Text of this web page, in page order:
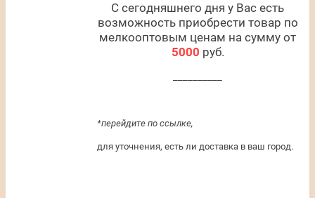
С сегодняшнего дня у Вас есть
возможность приобрести товар по
мелкооптовым ценам на сумму от
5000 руб.
*перейдите по ссылке,
для уточнения, есть ли доставка в ваш город.